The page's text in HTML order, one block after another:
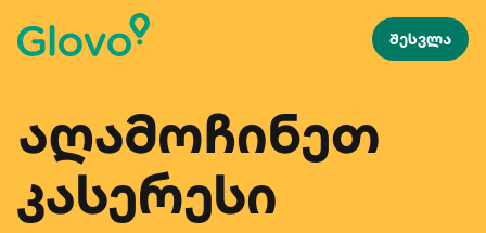
შესვლა
აღამოჩინეთ
კასერესი